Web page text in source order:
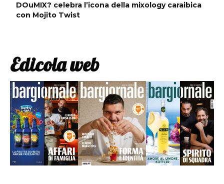
DOuMIX? celebra l’icona della mixology caraibica
con Mojito Twist
Edicola web